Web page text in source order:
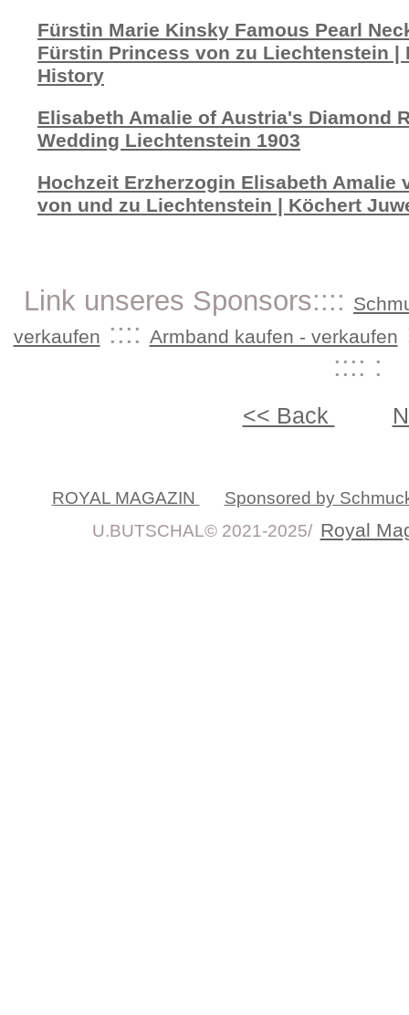
Fürstin Marie Kinsky Famous Pearl
Fürstin Princess von zu Liechtenstein |
History
Elisabeth Amalie of Austria's Diamond
Wedding Liechtenstein 1903
Hochzeit Erzherzogin Elisabeth Amalie
von und zu Liechtenstein | Köchert
Link unseres Sponsors::::
verkaufen :::: Armband kaufen - verkaufen
:::: :
<< Back
ROYAL MAGAZIN
Sponsored by
U.BUTSCHAL© 2021-2025/ Royal